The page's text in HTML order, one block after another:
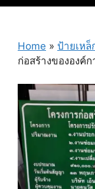
Home » ป้ายเหล็
ก่อสร้างขององค์